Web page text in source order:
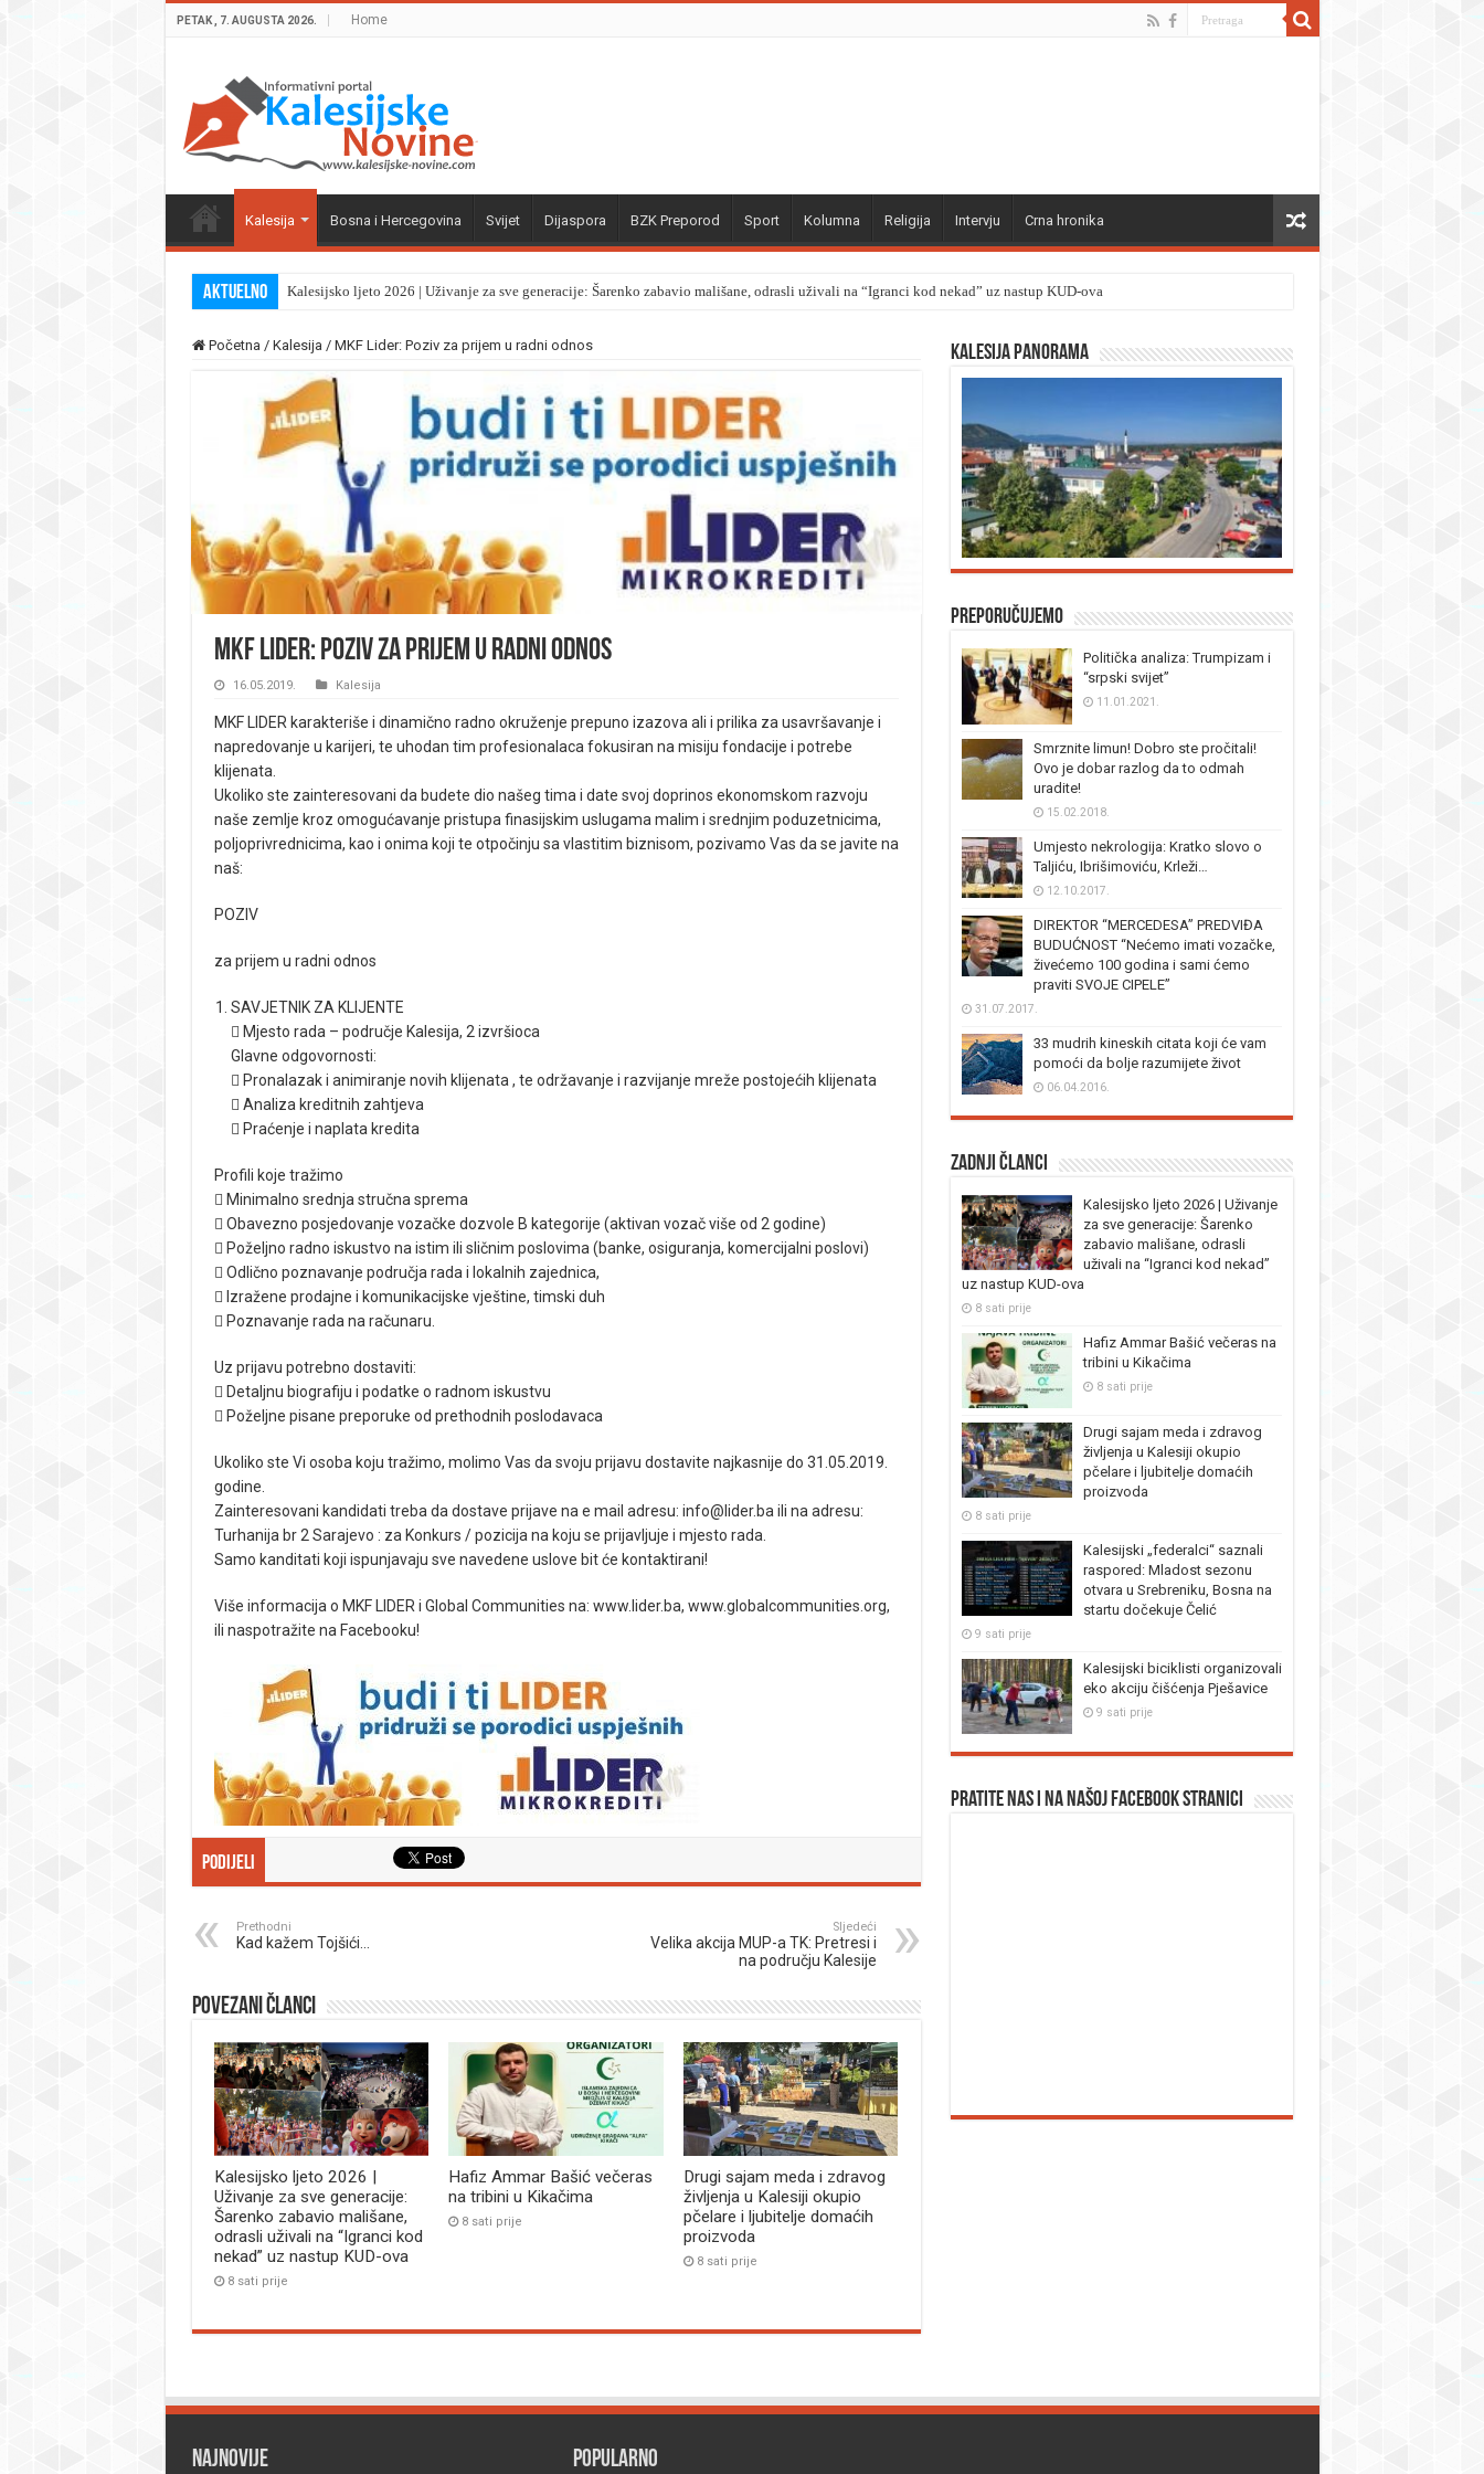
PETAK , 7. AUGUSTA 2026. Home
Kalesija Bosna i Hercegovina Svijet Dijaspora BZK Preporod Sport Kolumna Religija Intervju Crna hronika
Aktuelno Kalesijsko ljeto 2026 | Uživanje za sve generacije: Šarenko zabavio mališane, odrasli uživali na “Igranci kod nekad” uz nastup KUD-ova
Početna / Kalesija / MKF Lider: Poziv za prijem u radni odnos
MKF Lider: Poziv za prijem u radni odnos
16.05.2019. Kalesija
MKF LIDER karakteriše i dinamično radno okruženje prepuno izazova ali i prilika za usavršavanje i
napredovanje u karijeri, te uhodan tim profesionalaca fokusiran na misiju fondacije i potrebe
klijenata.
Ukoliko ste zainteresovani da budete dio našeg tima i date svoj doprinos ekonomskom razvoju
naše zemlje kroz omogućavanje pristupa finasijskim uslugama malim i srednjim poduzetnicima,
poljoprivrednicima, kao i onima koji te otpočinju sa vlastitim biznisom, pozivamo Vas da se javite na
naš:
POZIV
za prijem u radni odnos
SAVJETNIK ZA KLIJENTE
 Mjesto rada – područje Kalesija, 2 izvršioca
Glavne odgovornosti:
 Pronalazak i animiranje novih klijenata , te održavanje i razvijanje mreže postojećih klijenata
 Analiza kreditnih zahtjeva
 Praćenje i naplata kredita
Profili koje tražimo
 Minimalno srednja stručna sprema
 Obavezno posjedovanje vozačke dozvole B kategorije (aktivan vozač više od 2 godine)
 Poželjno radno iskustvo na istim ili sličnim poslovima (banke, osiguranja, komercijalni poslovi)
 Odlično poznavanje područja rada i lokalnih zajednica,
 Izražene prodajne i komunikacijske vještine, timski duh
 Poznavanje rada na računaru.
Uz prijavu potrebno dostaviti:
 Detaljnu biografiju i podatke o radnom iskustvu
 Poželjne pisane preporuke od prethodnih poslodavaca
Ukoliko ste Vi osoba koju tražimo, molimo Vas da svoju prijavu dostavite najkasnije do 31.05.2019.
godine.
Zainteresovani kandidati treba da dostave prijave na e mail adresu: info@lider.ba ili na adresu:
Turhanija br 2 Sarajevo : za Konkurs / pozicija na koju se prijavljuje i mjesto rada.
Samo kanditati koji ispunjavaju sve navedene uslove bit će kontaktirani!
Više informacija o MKF LIDER i Global Communities na: www.lider.ba, www.globalcommunities.org,
ili naspotražite na Facebooku!
Podijeli
Prethodni
Kad kažem Tojšići…
Sljedeći
Velika akcija MUP-a TK: Pretresi i
na području Kalesije
Povezani članci
Kalesijsko ljeto 2026 |
Uživanje za sve generacije:
Šarenko zabavio mališane,
odrasli uživali na “Igranci kod
nekad” uz nastup KUD-ova
8 sati prije
Hafiz Ammar Bašić večeras
na tribini u Kikačima
8 sati prije
Drugi sajam meda i zdravog
življenja u Kalesiji okupio
pčelare i ljubitelje domaćih
proizvoda
8 sati prije
Kalesija panorama
Preporučujemo
Politička analiza: Trumpizam i
“srpski svijet”
11.01.2021.
Smrznite limun! Dobro ste pročitali!
Ovo je dobar razlog da to odmah
uradite!
15.02.2018.
Umjesto nekrologija: Kratko slovo o
Taljiću, Ibrišimoviću, Krleži…
12.10.2017.
DIREKTOR “MERCEDESA” PREDVIĐA
BUDUĆNOST “Nećemo imati vozačke,
živećemo 100 godina i sami ćemo
praviti SVOJE CIPELE”
31.07.2017.
33 mudrih kineskih citata koji će vam
pomoći da bolje razumijete život
06.04.2016.
Zadnji članci
Kalesijsko ljeto 2026 | Uživanje
za sve generacije: Šarenko
zabavio mališane, odrasli
uživali na “Igranci kod nekad”
uz nastup KUD-ova
8 sati prije
Hafiz Ammar Bašić večeras na
tribini u Kikačima
8 sati prije
Drugi sajam meda i zdravog
življenja u Kalesiji okupio
pčelare i ljubitelje domaćih
proizvoda
8 sati prije
Kalesijski „federalci“ saznali
raspored: Mladost sezonu
otvara u Srebreniku, Bosna na
startu dočekuje Čelić
9 sati prije
Kalesijski biciklisti organizovali
eko akciju čišćenja Pješavice
9 sati prije
Pratite nas i na našoj facebook stranici
Najnovije Popularno